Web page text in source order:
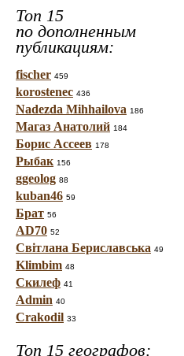
Топ 15
по дополненным
публикациям:
fischer 459
korostenec 436
Nadezda Mihhailova 186
Магаз Анатолий 184
Борис Ассеев 178
Рыбак 156
ggeolog 88
kuban46 59
Брат 56
AD70 52
Світлана Бериславська 49
Klimbim 48
Скилеф 41
Admin 40
Crakodil 33
Топ 15 географов: